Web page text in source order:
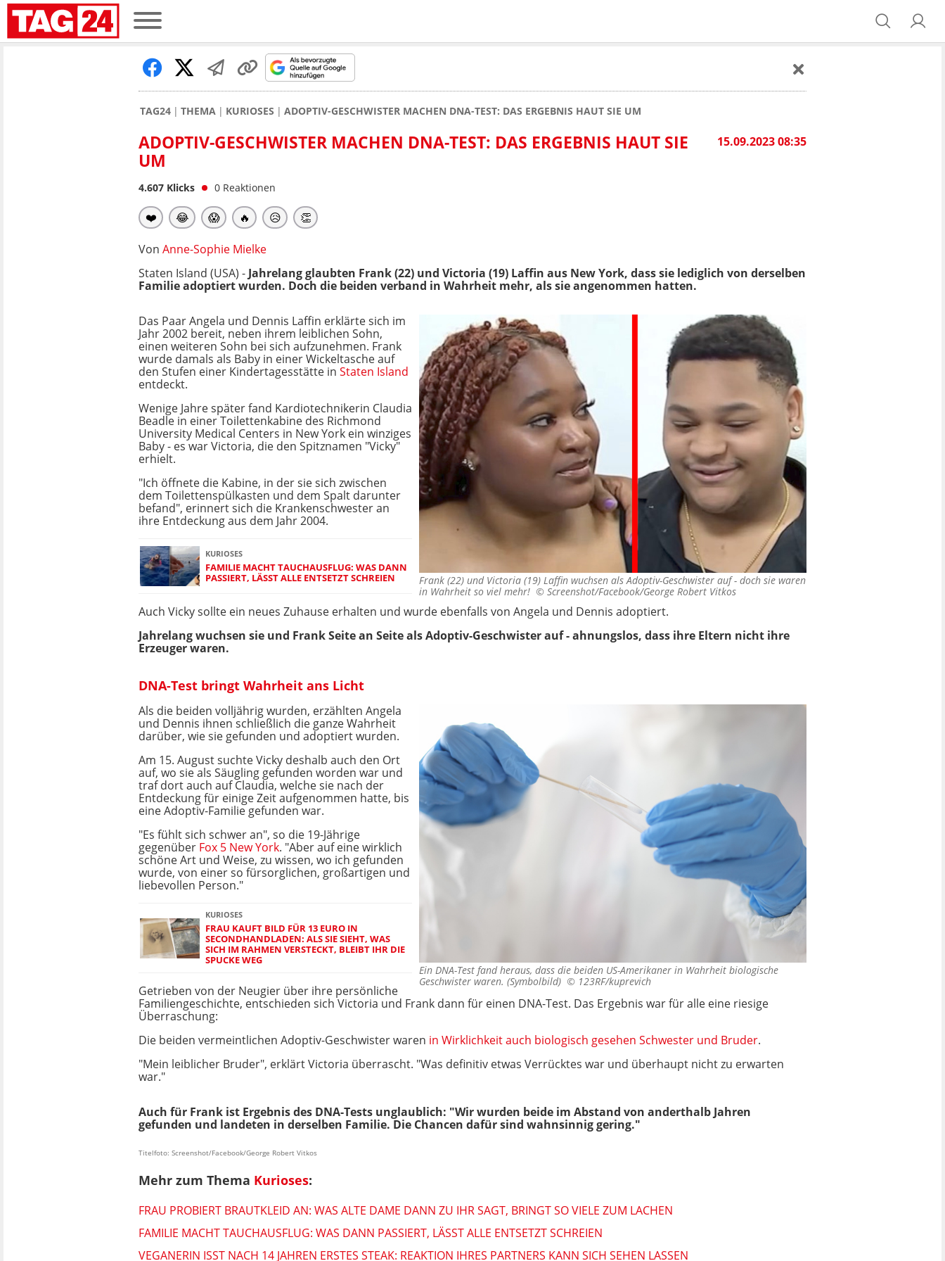
TAG24 THEMA KURIOSES ADOPTIV-GESCHWISTER MACHEN DNA-TEST: DAS ERGEBNIS HAUT SIE UM
15.09.2023 08:35
ADOPTIV-GESCHWISTER MACHEN DNA-TEST: DAS ERGEBNIS HAUT SIE
UM
4.607 Klicks 0 Reaktionen
❤️ 😂 😱 🔥 😥 👏
Von Anne-Sophie Mielke
Staten Island (USA) - Jahrelang glaubten Frank (22) und Victoria (19) Laffin aus New York, dass sie lediglich von derselben
Familie adoptiert wurden. Doch die beiden verband in Wahrheit mehr, als sie angenommen hatten.
Frank (22) und Victoria (19) Laffin wuchsen als Adoptiv-Geschwister auf - doch sie waren
in Wahrheit so viel mehr! © Screenshot/Facebook/George Robert Vitkos
Das Paar Angela und Dennis Laffin erklärte sich im
Jahr 2002 bereit, neben ihrem leiblichen Sohn,
einen weiteren Sohn bei sich aufzunehmen. Frank
wurde damals als Baby in einer Wickeltasche auf
den Stufen einer Kindertagesstätte in Staten Island
entdeckt.
Wenige Jahre später fand Kardiotechnikerin Claudia
Beadle in einer Toilettenkabine des Richmond
University Medical Centers in New York ein winziges
Baby - es war Victoria, die den Spitznamen "Vicky"
erhielt.
"Ich öffnete die Kabine, in der sie sich zwischen
dem Toilettenspülkasten und dem Spalt darunter
befand", erinnert sich die Krankenschwester an
ihre Entdeckung aus dem Jahr 2004.
KURIOSES
FAMILIE MACHT TAUCHAUSFLUG: WAS DANN
PASSIERT, LÄSST ALLE ENTSETZT SCHREIEN
Auch Vicky sollte ein neues Zuhause erhalten und wurde ebenfalls von Angela und Dennis adoptiert.
Jahrelang wuchsen sie und Frank Seite an Seite als Adoptiv-Geschwister auf - ahnungslos, dass ihre Eltern nicht ihre
Erzeuger waren.
DNA-Test bringt Wahrheit ans Licht
Ein DNA-Test fand heraus, dass die beiden US-Amerikaner in Wahrheit biologische
Geschwister waren. (Symbolbild) © 123RF/kuprevich
Als die beiden volljährig wurden, erzählten Angela
und Dennis ihnen schließlich die ganze Wahrheit
darüber, wie sie gefunden und adoptiert wurden.
Am 15. August suchte Vicky deshalb auch den Ort
auf, wo sie als Säugling gefunden worden war und
traf dort auch auf Claudia, welche sie nach der
Entdeckung für einige Zeit aufgenommen hatte, bis
eine Adoptiv-Familie gefunden war.
"Es fühlt sich schwer an", so die 19-Jährige
gegenüber Fox 5 New York. "Aber auf eine wirklich
schöne Art und Weise, zu wissen, wo ich gefunden
wurde, von einer so fürsorglichen, großartigen und
liebevollen Person."
KURIOSES
FRAU KAUFT BILD FÜR 13 EURO IN
SECONDHANDLADEN: ALS SIE SIEHT, WAS
SICH IM RAHMEN VERSTECKT, BLEIBT IHR DIE
SPUCKE WEG
Getrieben von der Neugier über ihre persönliche
Familiengeschichte, entschieden sich Victoria und Frank dann für einen DNA-Test. Das Ergebnis war für alle eine riesige
Überraschung:
Die beiden vermeintlichen Adoptiv-Geschwister waren in Wirklichkeit auch biologisch gesehen Schwester und Bruder.
"Mein leiblicher Bruder", erklärt Victoria überrascht. "Was definitiv etwas Verrücktes war und überhaupt nicht zu erwarten
war."
Auch für Frank ist Ergebnis des DNA-Tests unglaublich: "Wir wurden beide im Abstand von anderthalb Jahren
gefunden und landeten in derselben Familie. Die Chancen dafür sind wahnsinnig gering."
Titelfoto: Screenshot/Facebook/George Robert Vitkos
Mehr zum Thema Kurioses:
FRAU PROBIERT BRAUTKLEID AN: WAS ALTE DAME DANN ZU IHR SAGT, BRINGT SO VIELE ZUM LACHEN
FAMILIE MACHT TAUCHAUSFLUG: WAS DANN PASSIERT, LÄSST ALLE ENTSETZT SCHREIEN
VEGANERIN ISST NACH 14 JAHREN ERSTES STEAK: REAKTION IHRES PARTNERS KANN SICH SEHEN LASSEN